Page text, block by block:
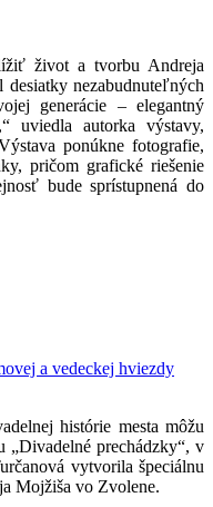
život a tvorbu Andreja
nezabudnuteľných
generácie – elegantný
uviedla autorka výstavy,
ponúkne fotografie,
pričom grafické riešenie
bude sprístupnená do
a vedeckej hviezdy
histórie mesta môžu
„Divadelné prechádzky“, v
vytvorila špeciálnu
Mojžiša vo Zvolene.